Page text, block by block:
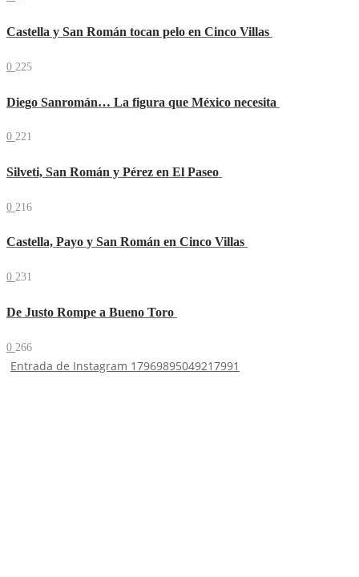
Castella y San Román tocan pelo en Cinco Villas
0 225
Diego Sanromán… La figura que México necesita
0 221
Silveti, San Román y Pérez en El Paseo
0 216
Castella, Payo y San Román en Cinco Villas
0 231
De Justo Rompe a Bueno Toro
0 266
Entrada de Instagram 17969895049217991